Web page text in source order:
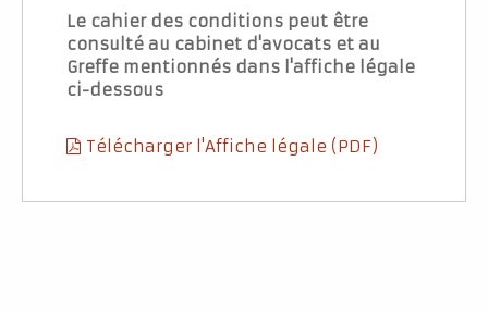
Le cahier des conditions peut être
consulté au cabinet d'avocats et au
Greffe mentionnés dans l'affiche légale
ci-dessous
Télécharger l'Affiche légale (PDF)